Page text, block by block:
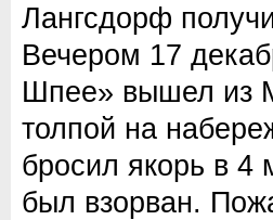
Лангсдорф
Вечером 17
Шпее» вышел из
толпой на
бросил якорь в 4
был взорван.